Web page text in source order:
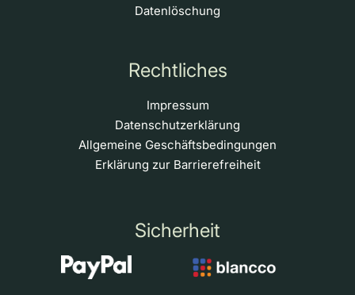
Datenlöschung
Rechtliches
Impressum
Datenschutzerklärung
Allgemeine Geschäftsbedingungen
Erklärung zur Barrierefreiheit
Sicherheit